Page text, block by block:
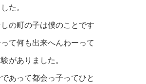
た。
の町の子は僕のことです
て何も出来へんわーって
がありました。
あって都会っ子ってひと